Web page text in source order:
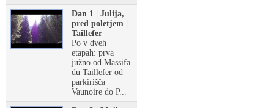
Dan 1 | Julija,
pred poletjem |
Taillefer
Po v dveh
etapah: prva
južno od Massifa
du Taillefer od
parkirišča
Vaunoire do P...